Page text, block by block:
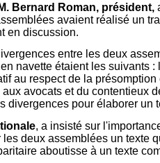
M. Bernard Roman, président,
avaient réalisé un
en discussion.
entre les deux
navette étaient les suivants
au respect de la
avocats et du contentieux
divergences pour élaborer un
, a insisté sur
deux assemblées un texte
aboutisse à un texte